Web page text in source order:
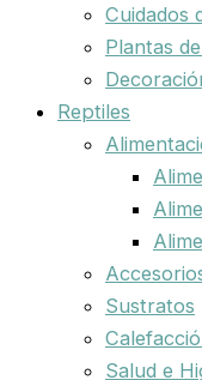
Cuidados
Plantas
Reptiles
Sustratos
Salud e